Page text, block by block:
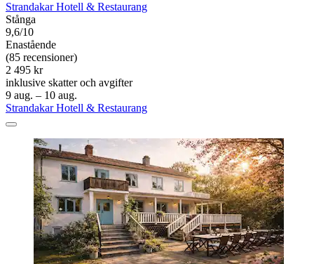
Strandakar Hotell & Restaurang
Stånga
9,6/10
Enastående
(85 recensioner)
2 495 kr
inklusive skatter och avgifter
9 aug. – 10 aug.
Strandakar Hotell & Restaurang